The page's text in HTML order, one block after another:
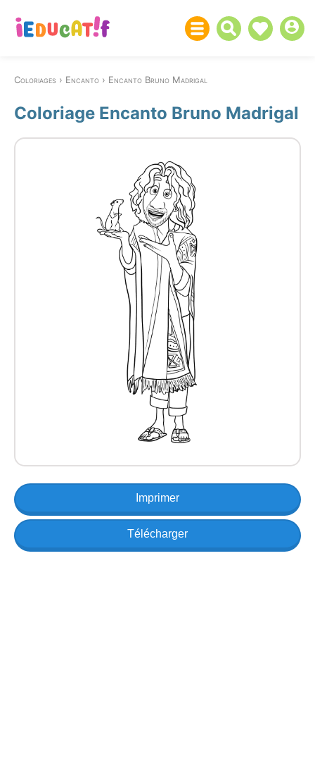
Coloriages Encanto Encanto Bruno Madrigal
Coloriage Encanto Bruno Madrigal
Imprimer
Télécharger